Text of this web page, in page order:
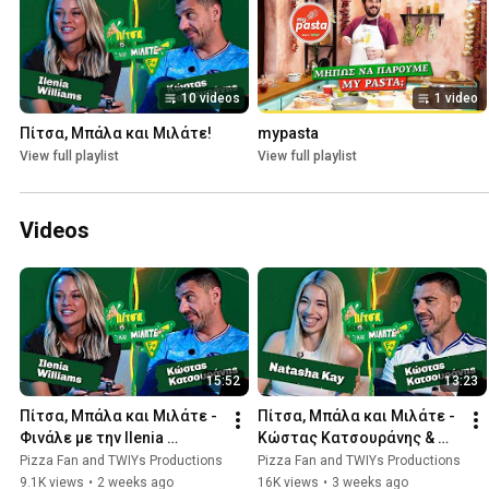
10 videos
Πίτσα, Μπάλα και Μιλάτε!
View full playlist
1 video
mypasta
View full playlist
Videos
15:52
Πίτσα, Μπάλα και Μιλάτε -
Φινάλε με την Ilenia
Williams
Pizza Fan and TWIYs Productions
9.1K views • 2 weeks ago
13:23
Πίτσα, Μπάλα και Μιλάτε -
Κώστας Κατσουράνης &
Natasha Kay
Pizza Fan and TWIYs Productions
16K views • 3 weeks ago